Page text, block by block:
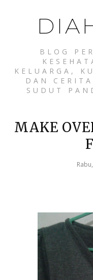
BLOG
KELUARGA,
DAN
SUDUT
MAKE